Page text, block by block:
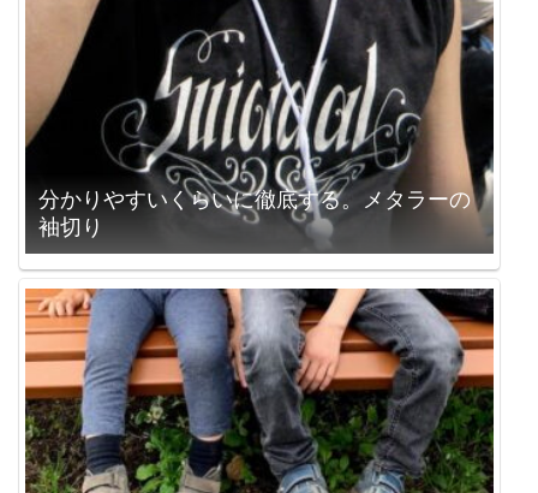
分かりやすいくらいに徹底する。メタラーの
袖切り